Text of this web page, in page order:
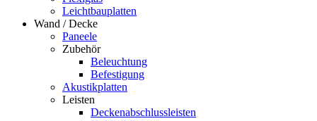
Leichtbauplatten
Wand / Decke
Paneele
Zubehör
Beleuchtung
Befestigung
Akustikplatten
Leisten
Deckenabschlussleisten